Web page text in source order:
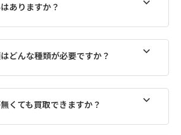
ありますか？
どんな種類が必要ですか？
くても買取できますか？